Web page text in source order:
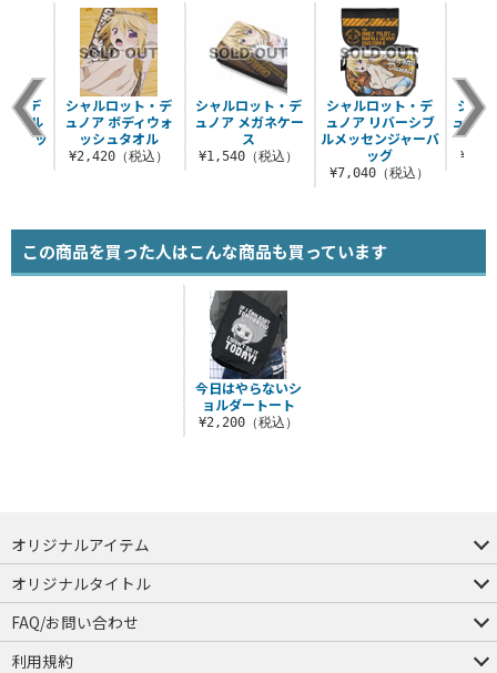
シャルロット・デ
ュノア メガネケー
ス
¥1,540（税込）
シャルロット・デ
ュノア リバーシブ
ルメッセンジャーバ
ッグ
¥7,040（税込）
シャ
ュノ
ビ
・デ
カル
ーバッ
シャルロット・デ
ュノア ボディウォ
ッシュタオル
¥2,420（税込）
この商品を買った人はこんな商品も買っています
今日はやらないシ
ョルダートート
¥2,200（税込）
オリジナルアイテム
つままれ
つかまれ
ピョコッテ
オリジナルタイトル
アイテムヤ
ミスカトニック大學購買部
FAQ/お問い合わせ
FAQ
お問い合わせ
利用規約